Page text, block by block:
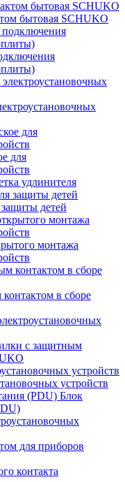
бытовая SCHUKO
для
удлинителя
детей
монтажа
в сборе
с защитным
устройств
Блок
для приборов
контакта